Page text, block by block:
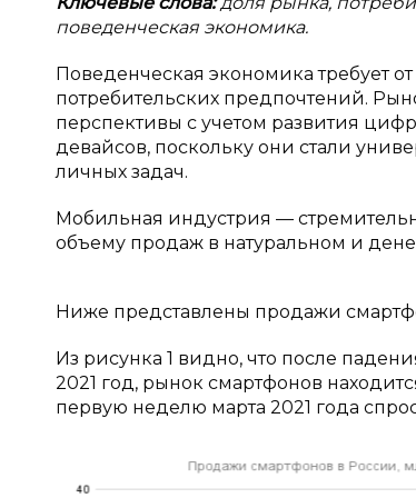
поведенческая экономика.
Поведенческая экономика требует
потребительских предпочтений.
перспективы с учетом развития
девайсов, поскольку они стали
личных задач.
Мобильная индустрия —
объему продаж в натуральном и
Ниже представлены продажи
Из рисунка 1 видно, что после
2021 год, рынок смартфонов
первую неделю марта 2021 года